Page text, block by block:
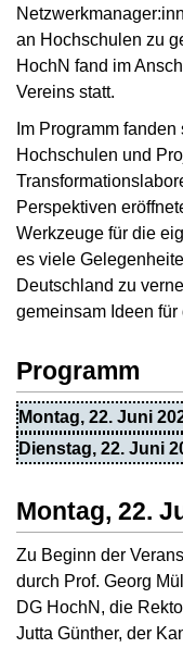
an Hochschulen zu
HochN fand im
Vereins statt.
Im Programm
Hochschulen und
Perspektiven
Werkzeuge für die
es viele
Deutschland zu
gemeinsam Ideen
Programm
Montag, 22. Juni
Dienstag, 22. Juni
Montag, 22.
Zu Beginn der
durch Prof. Georg
DG HochN, die
Jutta Günther, der